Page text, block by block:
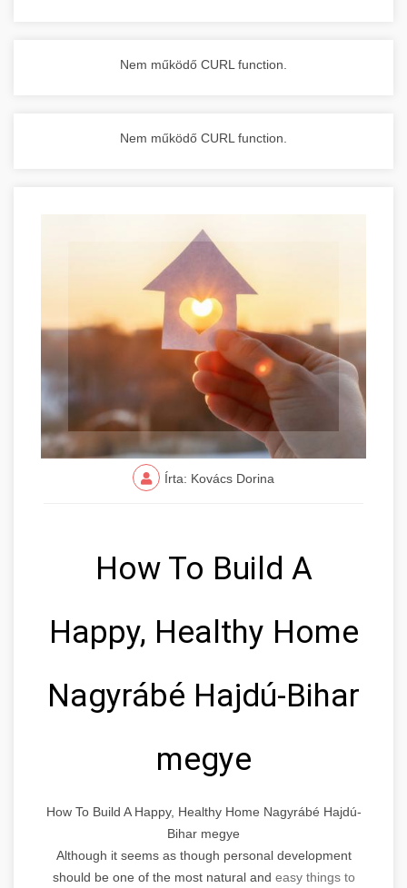
Nem működő CURL function.
Nem működő CURL function.
Írta: Kovács Dorina
How To Build A
Happy, Healthy Home
Nagyrábé Hajdú-Bihar
megye
How To Build A Happy, Healthy Home Nagyrábé Hajdú-
Bihar megye
Although it seems as though personal development
should be one of the most natural and easy things to